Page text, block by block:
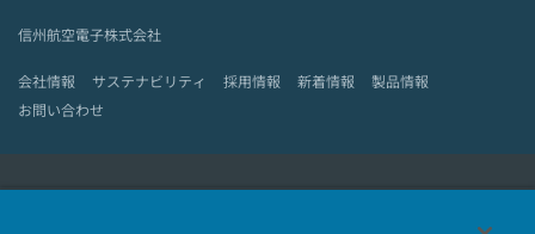
信州航空電子株式会社
会社情報 サステナビリティ 採用情報 新着情報
製品情報
お問い合わせ